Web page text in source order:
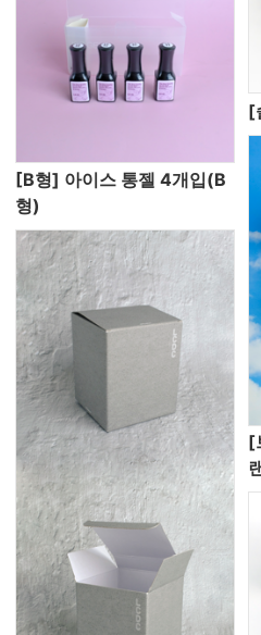
[B형] 아이스 통젤 4개입(B
형)
[
[